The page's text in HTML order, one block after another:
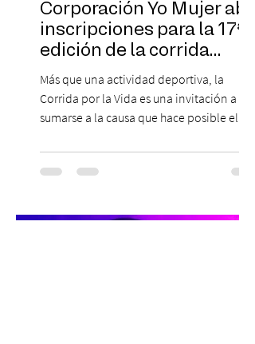
Corporación Yo Mujer abre
inscripciones para la 17ª
edición de la corrida
solidaria
Más que una actividad deportiva, la
Corrida por la Vida es una invitación a
sumarse a la causa que hace posible el
desarrolla durante todo el año: brindar
orientación, contención y apoyo
experiencia del cáncer de mama y a sus